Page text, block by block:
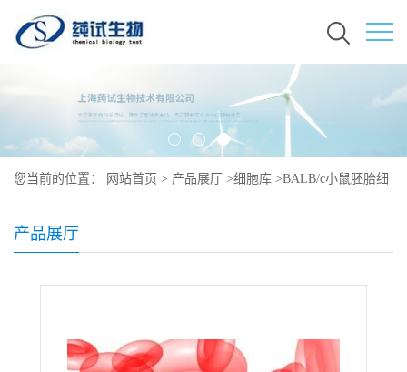
您当前的位置： 网站首页 > 产品展厅 >细胞库 >BALB/c小鼠胚胎细
产品展厅